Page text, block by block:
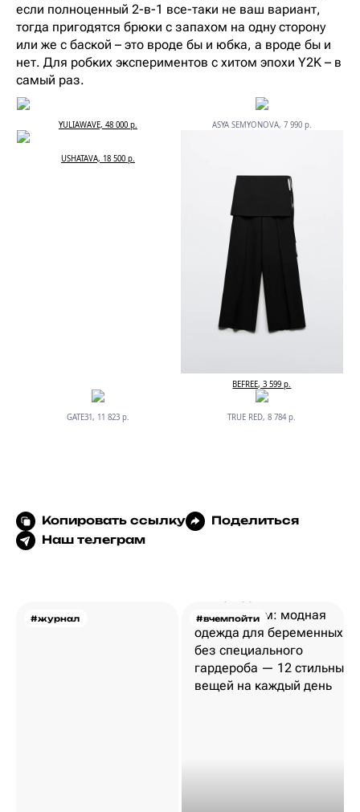
если полноценный 2-в-1 все-таки не ваш вариант,
тогда пригодятся брюки с запахом на одну сторону
или же с баской – это вроде бы и юбка, а вроде бы и
нет. Для робких экспериментов с хитом эпохи Y2K – в
самый раз.
YULIAWAVE, 48 000 р. ASYA SEMYONOVA, 7 990 р.
USHATAVA, 18 500 р.
BEFREE, 3 599 р.
GATE31, 11 823 р. TRUE RED, 8 784 р.
Копировать ссылку
Поделиться
Наш телеграм
#журнал #вчемпойти